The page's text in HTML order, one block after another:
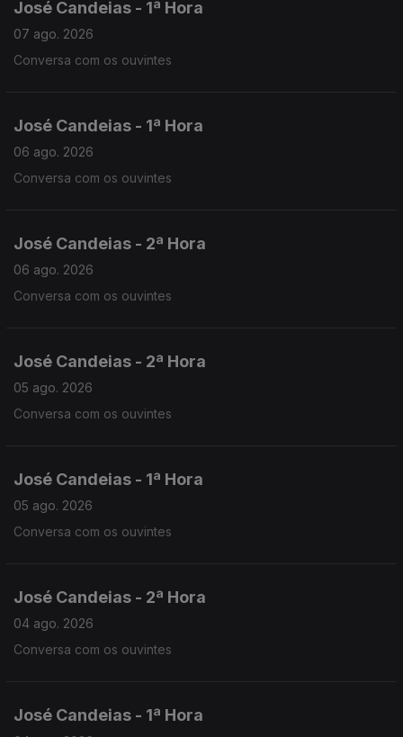
José Candeias - 1ª Hora
07 ago. 2026
Conversa com os ouvintes
José Candeias - 1ª Hora
06 ago. 2026
Conversa com os ouvintes
José Candeias - 2ª Hora
06 ago. 2026
Conversa com os ouvintes
José Candeias - 2ª Hora
05 ago. 2026
Conversa com os ouvintes
José Candeias - 1ª Hora
05 ago. 2026
Conversa com os ouvintes
José Candeias - 2ª Hora
04 ago. 2026
Conversa com os ouvintes
José Candeias - 1ª Hora